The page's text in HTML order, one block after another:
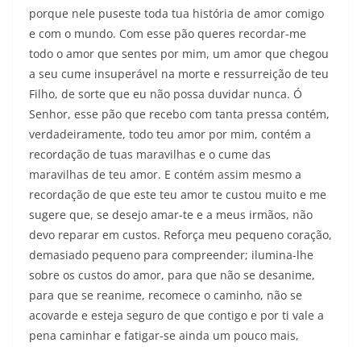
porque nele puseste toda tua história de amor comigo
e com o mundo. Com esse pão queres recordar-me
todo o amor que sentes por mim, um amor que chegou
a seu cume insuperável na morte e ressurreição de teu
Filho, de sorte que eu não possa duvidar nunca. Ó
Senhor, esse pão que recebo com tanta pressa contém,
verdadeiramente, todo teu amor por mim, contém a
recordação de tuas maravilhas e o cume das
maravilhas de teu amor. E contém assim mesmo a
recordação de que este teu amor te custou muito e me
sugere que, se desejo amar-te e a meus irmãos, não
devo reparar em custos. Reforça meu pequeno coração,
demasiado pequeno para compreender; ilumina-lhe
sobre os custos do amor, para que não se desanime,
para que se reanime, recomece o caminho, não se
acovarde e esteja seguro de que contigo e por ti vale a
pena caminhar e fatigar-se ainda um pouco mais,